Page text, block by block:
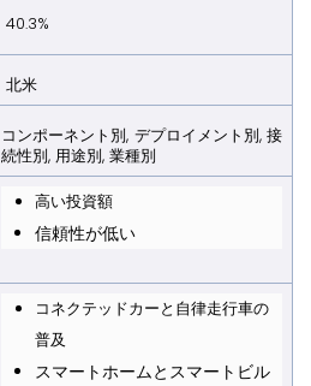
40.3%
北米
コンポーネント別, デプロイメント別, 接
続性別, 用途別, 業種別
高い投資額
信頼性が低い
コネクテッドカーと自律走行車の
普及
スマートホームとスマートビル